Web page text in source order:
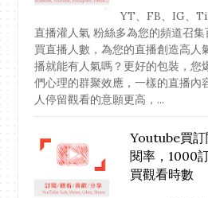
YT、FB、IG、
直播灌人氣 粉絲多為您的頻道召集
買直播人數，為您的直播創造高人
播就能有人氣嗎？更好的包裝，您
們心理的群聚效應，一樣的直播內
人停留觀看的意願更高，...
Youtube買
閱率，1000
買觀看時數